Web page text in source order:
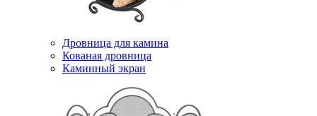
Дровница для камина
Кованая дровница
Каминный экран